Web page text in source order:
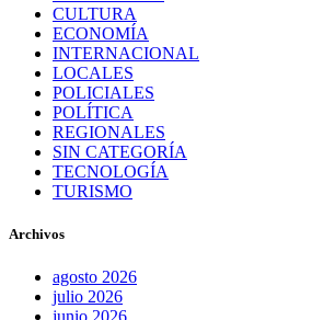
CULTURA
ECONOMÍA
INTERNACIONAL
LOCALES
POLICIALES
POLÍTICA
REGIONALES
SIN CATEGORÍA
TECNOLOGÍA
TURISMO
Archivos
agosto 2026
julio 2026
junio 2026